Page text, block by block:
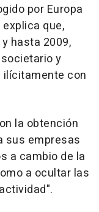
por Europa
que,
hasta 2009,
y
ilícitamente con
la obtención
sus empresas
a cambio de la
a ocultar las